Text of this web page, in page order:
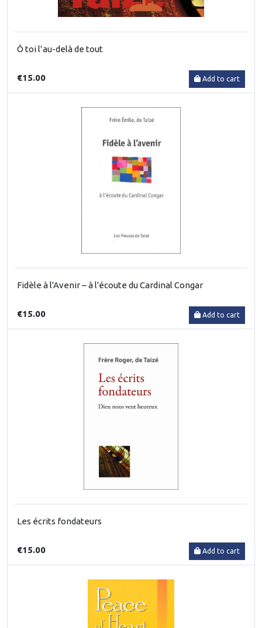
Ô toi l’au-delà de tout
€15.00 Add to cart
Fidèle à l'Avenir – à l'écoute du Cardinal Congar
€15.00 Add to cart
Les écrits fondateurs
€15.00 Add to cart